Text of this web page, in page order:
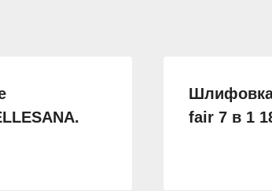
fair 7 в 1